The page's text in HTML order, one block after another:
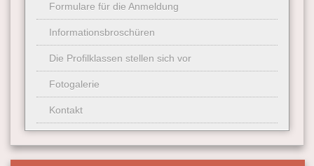
Formulare für die Anmeldung
Informationsbroschüren
Die Profilklassen stellen sich vor
Fotogalerie
Kontakt